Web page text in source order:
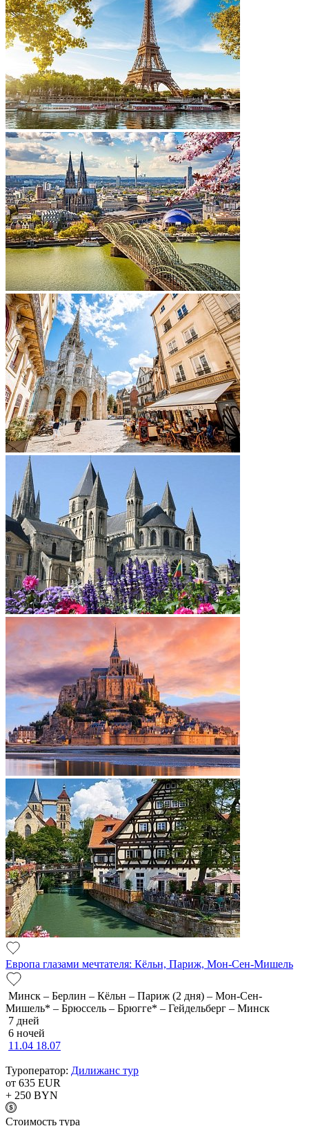
Европа глазами мечтателя: Кёльн, Париж, Мон-Сен-Мишель
Минск – Берлин – Кёльн – Париж (2 дня) – Мон-Сен-
Мишель* – Брюссель – Брюгге* – Гейдельберг – Минск
7 дней
6 ночей
11.04 18.07
Туроператор: Дилижанс тур
от 635 EUR
+ 250 BYN
Cтоимость тура